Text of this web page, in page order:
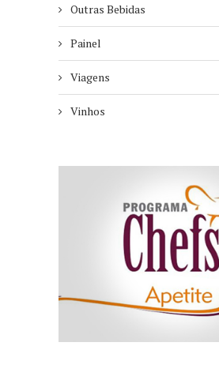
Outras Bebidas
Painel
Viagens
Vinhos